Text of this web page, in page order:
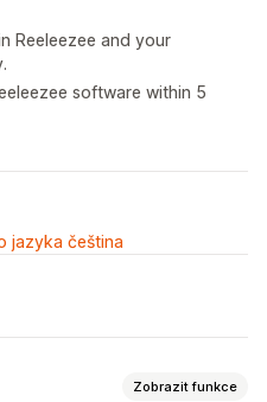
Reeleezee and your
software within 5
jazyka čeština
Zobrazit funkce